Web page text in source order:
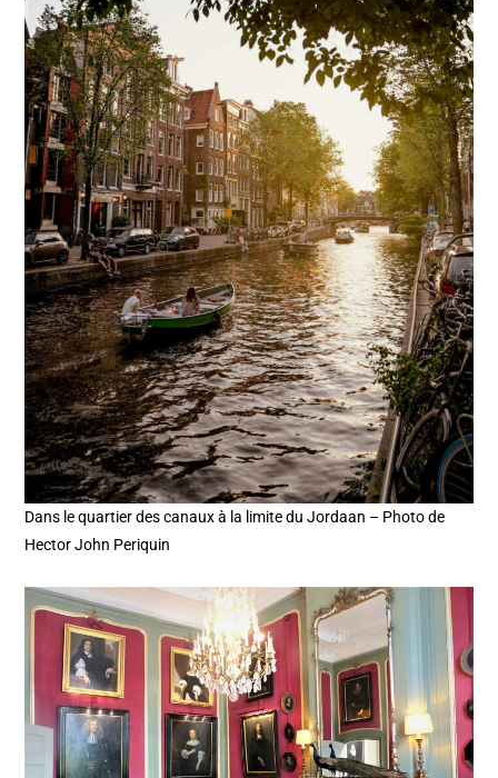
Dans le quartier des canaux à la limite du Jordaan – Photo de
Hector John Periquin